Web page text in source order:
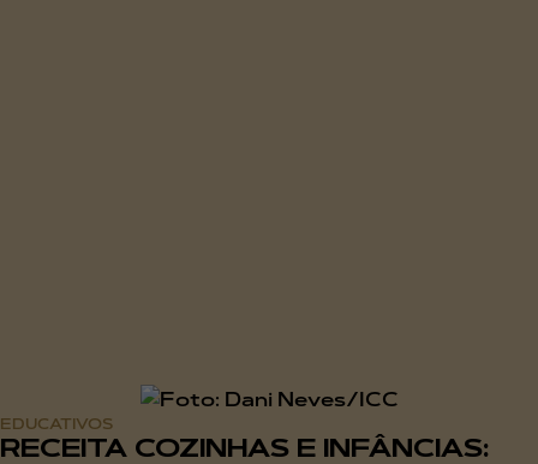
EDUCATIVOS
RECEITA COZINHAS E INFÂNCIAS: